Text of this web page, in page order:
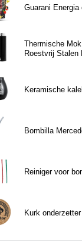
Guarani
Thermische
Roestvrij Stalen
Keramische
Bombilla
Reiniger voor
Kurk onderzetter